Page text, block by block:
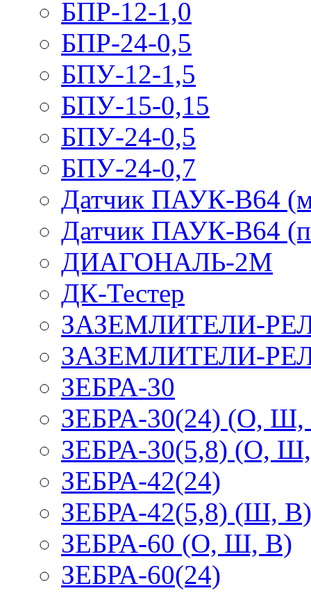
БПР-12-1,0
БПР-24-0,5
БПУ-12-1,5
БПУ-15-0,15
БПУ-24-0,5
БПУ-24-0,7
Датчик ПАУК-В64
Датчик ПАУК-В64
ДИАГОНАЛЬ-2М
ДК-Тестер
ЗАЗЕМЛИТЕЛИ-
ЗАЗЕМЛИТЕЛИ-
ЗЕБРА-30
ЗЕБРА-30(24) (О,
ЗЕБРА-30(5,8) (О,
ЗЕБРА-42(24)
ЗЕБРА-42(5,8) (Ш, В)
ЗЕБРА-60 (О, Ш, В)
ЗЕБРА-60(24)